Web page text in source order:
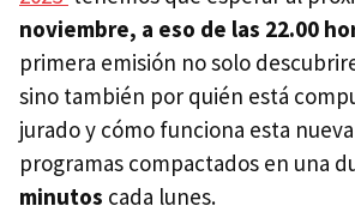
noviembre, a eso de las 22.00
primera emisión no solo
sino también por quién está
jurado y cómo funciona esta
programas compactados en una
minutos cada lunes.